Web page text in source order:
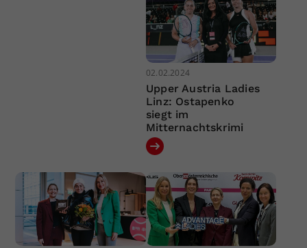
02.02.2024
Upper Austria Ladies
Linz: Ostapenko
siegt im
Mitternachtskrimi